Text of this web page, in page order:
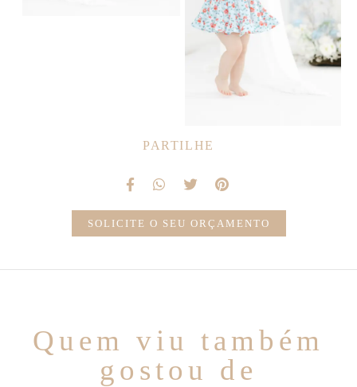
PARTILHE
SOLICITE O SEU ORÇAMENTO
Quem viu também
gostou de